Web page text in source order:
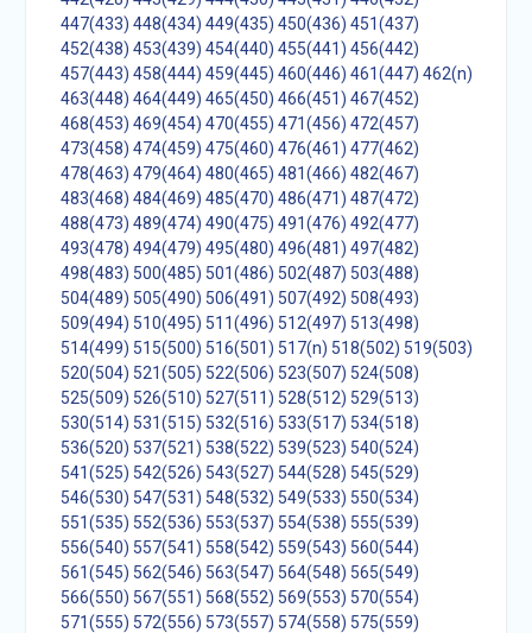
447(433) 448(434) 449(435) 450(436) 451(437)
452(438) 453(439) 454(440) 455(441) 456(442)
457(443) 458(444) 459(445) 460(446) 461(447) 462(n)
463(448) 464(449) 465(450) 466(451) 467(452)
468(453) 469(454) 470(455) 471(456) 472(457)
473(458) 474(459) 475(460) 476(461) 477(462)
478(463) 479(464) 480(465) 481(466) 482(467)
483(468) 484(469) 485(470) 486(471) 487(472)
488(473) 489(474) 490(475) 491(476) 492(477)
493(478) 494(479) 495(480) 496(481) 497(482)
498(483) 500(485) 501(486) 502(487) 503(488)
504(489) 505(490) 506(491) 507(492) 508(493)
509(494) 510(495) 511(496) 512(497) 513(498)
514(499) 515(500) 516(501) 517(n) 518(502) 519(503)
520(504) 521(505) 522(506) 523(507) 524(508)
525(509) 526(510) 527(511) 528(512) 529(513)
530(514) 531(515) 532(516) 533(517) 534(518)
536(520) 537(521) 538(522) 539(523) 540(524)
541(525) 542(526) 543(527) 544(528) 545(529)
546(530) 547(531) 548(532) 549(533) 550(534)
551(535) 552(536) 553(537) 554(538) 555(539)
556(540) 557(541) 558(542) 559(543) 560(544)
561(545) 562(546) 563(547) 564(548) 565(549)
566(550) 567(551) 568(552) 569(553) 570(554)
571(555) 572(556) 573(557) 574(558) 575(559)